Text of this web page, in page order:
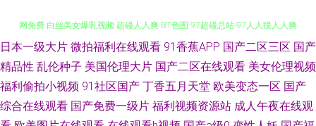
国产欧美另类激情 天堂Av网导航 亚洲五月天偷拍 中文字幕日产av 91破解官
网免费 白丝美女爆乳视频 超碰人人爽 BT色图 97超碰总站 97人人摸人人爽
变态另类av 东方影库av日韩 黑丝自慰 久久伊人欧洲 五月天欧美色 微拍福利
日本一级大片 微拍福利在线观看 91香蕉APP 国产二区三区 国产
精品性 乱伦种子 美国伦理大片 国产二区在线观看 美女伦理视频
福利偷拍小视频 91社区国产 丁香五月天堂 欧美变态一区 国产
综合在线观看 国产免费一级片 福利视频资源站 成人午夜在线观